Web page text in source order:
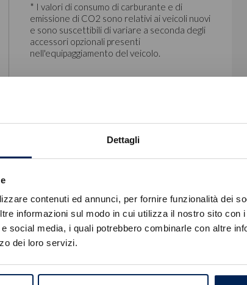
Dettagli
contenuti ed annunci, per fornire funzionalità dei
informazioni sul modo in cui utilizza il nostro sito con
social media, i quali potrebbero combinarle con altre
dei loro servizi.
* I valori di consumo di carburante e di
emissione di CO2 sono relativi ai veicoli nuovi
e sono suscettibili di variare a seconda degli
accessori opzionali presenti
nell'equipaggiamento del veicolo.
Kit Riparazione Pneumatici (compressore 12v)
Errore
Caricamento veicoli non riuscito
OK